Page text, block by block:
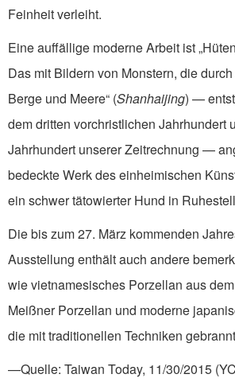
Feinheit verleiht.
Eine auffällige moderne Arbeit ist
Das mit Bildern von Monstern, die
Berge und Meere“ (Shanhaijing) —
dem dritten vorchristlichen Jahrhundert
Jahrhundert unserer Zeitrechnung —
bedeckte Werk des einheimischen
ein schwer tätowierter Hund in
Die bis zum 27. März kommenden
Ausstellung enthält auch andere
wie vietnamesisches Porzellan aus
Meißner Porzellan und moderne
die mit traditionellen Techniken
—Quelle: Taiwan Today, 11/30/2015